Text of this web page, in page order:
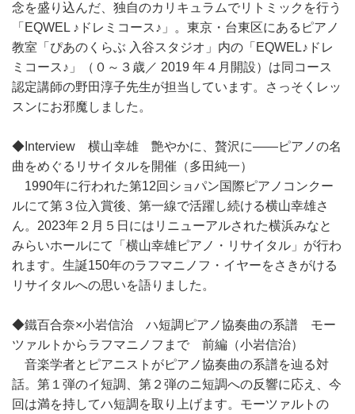
念を盛り込んだ、独自のカリキュラムでリトミックを行う
「EQWEL ♪ドレミコース♪」。東京・台東区にあるピアノ
教室「ぴあのくらぶ 入谷スタジオ」内の「EQWEL♪ドレ
ミコース♪」（０～３歳／ 2019 年４月開設）は同コース
認定講師の野田淳子先生が担当しています。さっそくレッ
スンにお邪魔しました。
◆Interview 横山幸雄 艶やかに、贅沢に――ピアノの名
曲をめぐるリサイタルを開催（多田純一）
1990年に行われた第12回ショパン国際ピアノコンクー
ルにて第３位入賞後、第一線で活躍し続ける横山幸雄さ
ん。2023年２月５日にはリニューアルされた横浜みなと
みらいホールにて「横山幸雄ピアノ・リサイタル」が行わ
れます。生誕150年のラフマニノフ・イヤーをさきがける
リサイタルへの思いを語りました。
◆鐵百合奈×小岩信治 ハ短調ピアノ協奏曲の系譜 モー
ツァルトからラフマニノフまで 前編（小岩信治）
音楽学者とピアニストがピアノ協奏曲の系譜を辿る対
話。第１弾のイ短調、第２弾のニ短調への反響に応え、今
回は満を持してハ短調を取り上げます。モーツァルトの